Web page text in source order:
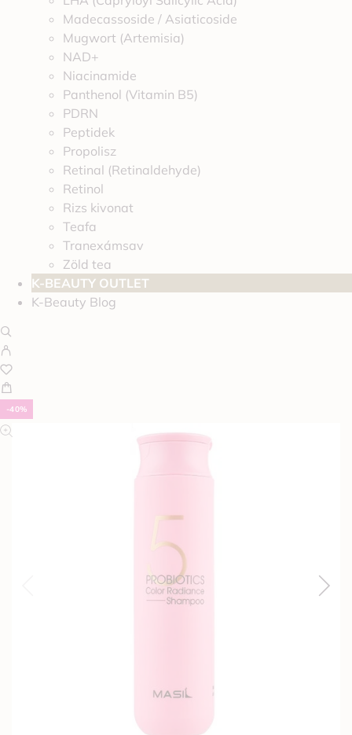
Madecassoside / Asiaticoside
Mugwort (Artemisia)
NAD+
Niacinamide
Panthenol (Vitamin B5)
PDRN
Peptidek
Propolisz
Retinal (Retinaldehyde)
Retinol
Rizs kivonat
Teafa
Tranexámsav
Zöld tea
K-BEAUTY OUTLET
K-Beauty Blog
-40%